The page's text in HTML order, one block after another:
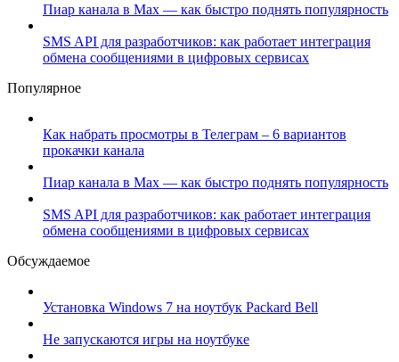
Пиар канала в Max — как быстро поднять популярность
SMS API для разработчиков: как работает интеграция
обмена сообщениями в цифровых сервисах
Популярное
Как набрать просмотры в Телеграм – 6 вариантов
прокачки канала
Пиар канала в Max — как быстро поднять популярность
SMS API для разработчиков: как работает интеграция
обмена сообщениями в цифровых сервисах
Обсуждаемое
Установка Windows 7 на ноутбук Packard Bell
Не запускаются игры на ноутбуке